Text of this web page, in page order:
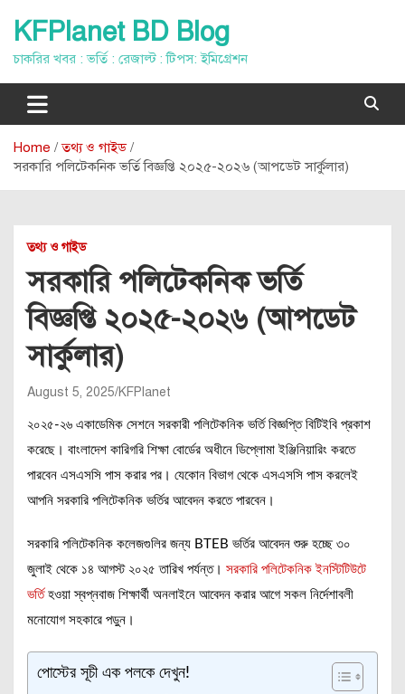
content
KFPlanet BD Blog
চাকরির খবর : ভর্তি : রেজাল্ট : টিপস: ইমিগ্রেশন
Home
তথ্য ও গাইড
সরকারি পলিটেকনিক ভর্তি বিজ্ঞপ্তি ২০২৫-২০২৬ (আপডেট সার্কুলার)
তথ্য ও গাইড
সরকারি পলিটেকনিক ভর্তি
বিজ্ঞপ্তি ২০২৫-২০২৬ (আপডেট
সার্কুলার)
August 5, 2025 KFPlanet
২০২৫-২৬ একাডেমিক সেশনে সরকারী পলিটেকনিক ভর্তি বিজ্ঞপ্তি বিটিইবি প্রকাশ
করেছে। বাংলাদেশ কারিগরি শিক্ষা বোর্ডের অধীনে ডিপ্লোমা ইঞ্জিনিয়ারিং করতে
পারবেন এসএসসি পাস করার পর। যেকোন বিভাগ থেকে এসএসসি পাস করলেই
আপনি সরকারি পলিটেকনিক ভর্তির আবেদন করতে পারবেন।
সরকারি পলিটেকনিক কলেজগুলির জন্য BTEB ভর্তির আবেদন শুরু হচ্ছে ৩০
জুলাই থেকে ১৪ আগস্ট ২০২৫ তারিখ পর্যন্ত। সরকারি পলিটেকনিক ইনস্টিটিউটে
ভর্তিহওয়া স্বপ্নবাজ শিক্ষার্থী অনলাইনে আবেদন করার আগে সকল নির্দেশাবলী
মনোযোগ সহকারে পড়ুন।
পোস্টের সূচী এক পলকে দেখুন!